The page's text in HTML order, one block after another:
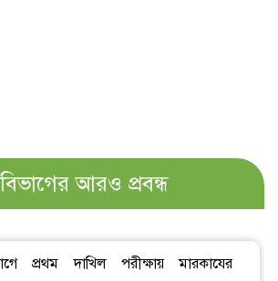
আরও প্রবন্ধ
প্রথম দাখিল পরীক্ষায় মারকাযের